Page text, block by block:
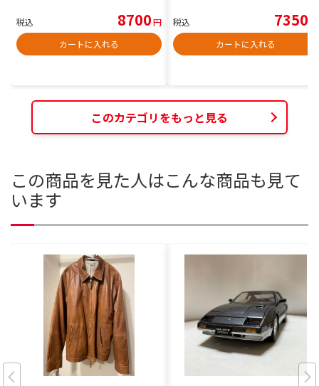
税込 8700円
カートに入れる
税込 7350
カートに入れる
このカテゴリをもっと見る
この商品を見た人はこんな商品も見て
います